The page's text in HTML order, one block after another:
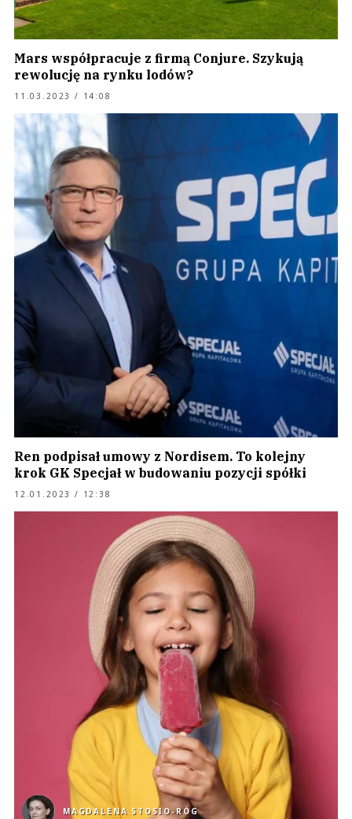
Mars współpracuje z firmą Conjure. Szykują
rewolucję na rynku lodów?
11.03.2023 / 14:08
Ren podpisał umowy z Nordisem. To kolejny
krok GK Specjał w budowaniu pozycji spółki
12.01.2023 / 12:38
MAGDALENA STOSIO-RÓG